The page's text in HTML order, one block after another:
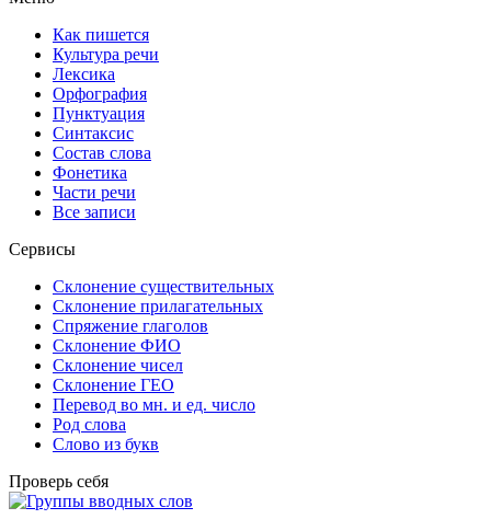
Как пишется
Культура речи
Лексика
Орфография
Пунктуация
Синтаксис
Состав слова
Фонетика
Части речи
Все записи
Сервисы
Склонение существительных
Склонение прилагательных
Спряжение глаголов
Склонение ФИО
Склонение чисел
Склонение ГЕО
Перевод во мн. и ед. число
Род слова
Слово из букв
Проверь себя